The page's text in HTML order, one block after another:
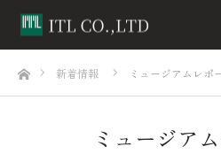
ホーム新着情報 ミュージアムレポ
ミュージア